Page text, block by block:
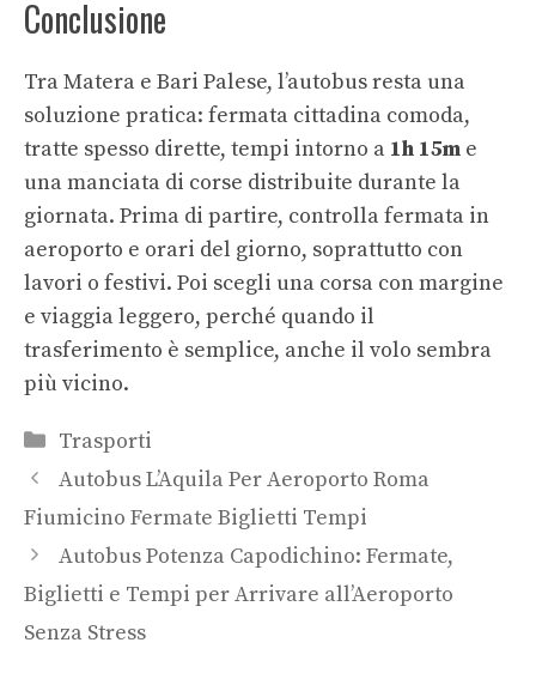
Conclusione
Tra Matera e Bari Palese, l’autobus resta una
soluzione pratica: fermata cittadina comoda,
tratte spesso dirette, tempi intorno a 1h 15m e
una manciata di corse distribuite durante la
giornata. Prima di partire, controlla fermata in
aeroporto e orari del giorno, soprattutto con
lavori o festivi. Poi scegli una corsa con margine
e viaggia leggero, perché quando il
trasferimento è semplice, anche il volo sembra
più vicino.
Categorie
Trasporti
Autobus L’Aquila Per Aeroporto Roma
Fiumicino Fermate Biglietti Tempi
Autobus Potenza Capodichino: Fermate,
Biglietti e Tempi per Arrivare all’Aeroporto
Senza Stress